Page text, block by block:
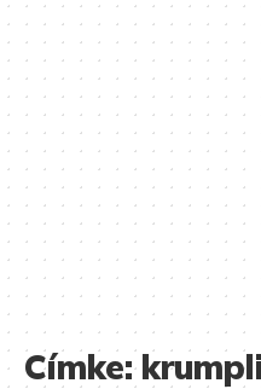
Címke: